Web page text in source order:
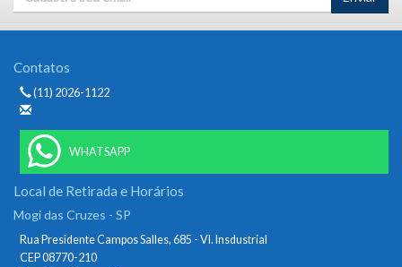
Contatos
(11) 2026-1122
WHATSAPP
Local de Retirada e Horários
Mogi das Cruzes - SP
Rua Presidente Campos Salles, 685 - Vl. Insdustrial
CEP 08770-210